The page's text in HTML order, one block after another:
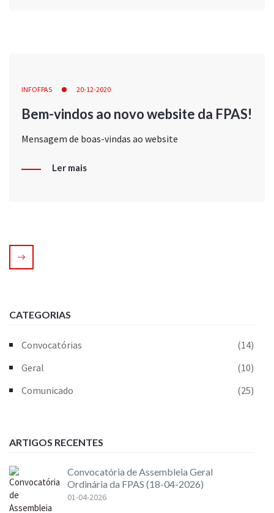
INFOFPAS 20-12-2020
Bem-vindos ao novo website da FPAS!
Mensagem de boas-vindas ao website
Ler mais
CATEGORIAS
Convocatórias
(14)
Geral
(10)
Comunicado
(25)
ARTIGOS RECENTES
Convocatória de Assembleia Geral
Ordinária da FPAS (18-04-2026)
01-04-2026